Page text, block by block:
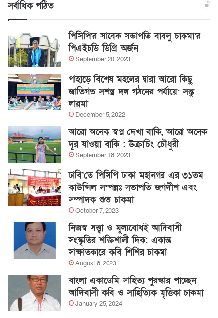
সর্বাধিক পঠিত
পিসিপি’র সাবেক সভাপতি বাবলু চাকমা’র
পিএইচডি ডিগ্রি অর্জন
September 20, 2023
পাহাড়ে বিশেষ মহলের দ্বারা আরো কিছু
জাতিগত সশস্ত্র দল গঠনের পর্যায়ে: সন্তু
লারমা
December 5, 2022
আরো অনেক স্বপ্ন দেখা বাকি, আরো অনেক
দূর যাওয়া বাকি : উক্রাচিং চৌধুরী
September 18, 2023
ঢাবি’তে পিসিপি ঢাকা মহানগর এর ৩১তম
কাউন্সিল সম্পন্নঃ সভাপতি জগদীশ এবং
সম্পাদক শুভ চাকমা
October 7, 2023
নিজস্ব সত্ত্বা ও মূল্যবোধই আদিবাসী
সংস্কৃতির শক্তিশালী দিক: একান্ত
সাক্ষাতকারে কবি শিশির চাকমা
August 8, 2023
বাংলা একাডেমি সাহিত্য পুরস্কার পাচ্ছেন
আদিবাসী কবি ও সাহিত্যিক মৃত্তিকা চাকমা
January 25, 2024